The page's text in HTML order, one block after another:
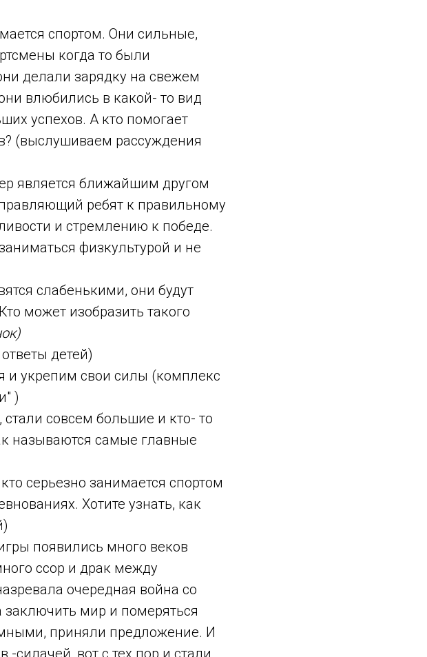
спортом. Они сильные,
когда то были
делали зарядку на свежем
влюбились в какой- то вид
успехов. А кто помогает
(выслушиваем рассуждения
является ближайшим другом
ребят к правильному
и стремлению к победе.
физкультурой и не
слабенькими, они будут
может изобразить такого
детей)
укрепим свои силы (комплекс
)
совсем большие и кто- то
называются самые главные
серьезно занимается спортом
Хотите узнать, как
появились много веков
ссор и драк между
очередная война со
заключить мир и померяться
приняли предложение. И
-силачей, вот с тех пор и стали